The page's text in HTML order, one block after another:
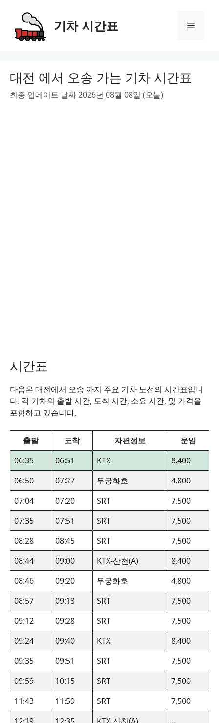
content
기차 시간표 Menu
대전 에서 오송 가는 기차 시간표
최종 업데이트 날짜 2026년 08월 08일 (오늘)
시간표
다음은 대전에서 오송 까지 주요 기차 노선의 시간표입니
다. 각 기차의 출발 시간, 도착 시간, 소요 시간, 및 가격을
포함하고 있습니다.
출발 도착 차편정보
운임
06:35
06:51 KTX
8,400
06:50
07:27 무궁화호
4,800
07:04
07:20 SRT
7,500
07:35
07:51 SRT
7,500
08:28
08:45 SRT
7,500
08:44
09:00 KTX-산천(A)
8,400
08:46
09:20 무궁화호
4,800
08:57
09:13 SRT
7,500
09:12
09:28 SRT
7,500
09:24
09:40 KTX
8,400
09:35
09:51 SRT
7,500
09:59
10:15 SRT
7,500
11:43
11:59 SRT
7,500